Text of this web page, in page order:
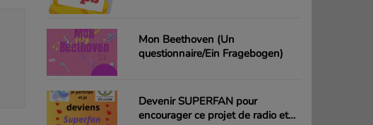
Mon Beethoven (Un
questionnaire/Ein Fragebogen)
Devenir SUPERFAN pour
encourager ce projet de radio et